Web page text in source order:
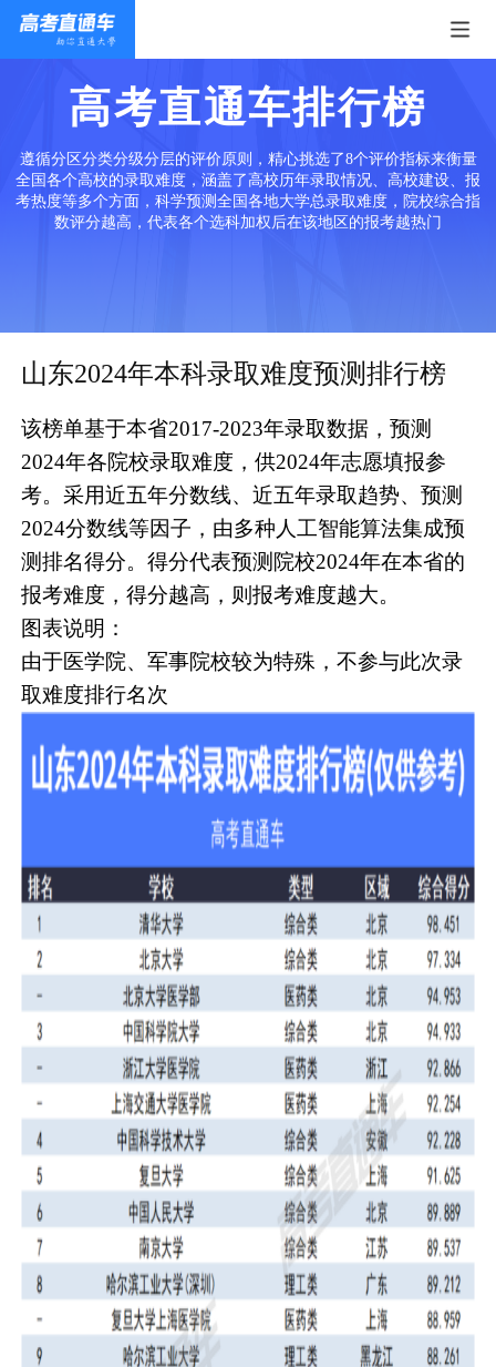
高考直通车排行榜
遵循分区分类分级分层的评价原则，精心挑选了8个评价指标来衡量
全国各个高校的录取难度，涵盖了高校历年录取情况、高校建设、报
考热度等多个方面，科学预测全国各地大学总录取难度，院校综合指
数评分越高，代表各个选科加权后在该地区的报考越热门
山东2024年本科录取难度预测排行榜
该榜单基于本省2017-2023年录取数据，预测
2024年各院校录取难度，供2024年志愿填报参
考。采用近五年分数线、近五年录取趋势、预测
2024分数线等因子，由多种人工智能算法集成预
测排名得分。得分代表预测院校2024年在本省的
报考难度，得分越高，则报考难度越大。
图表说明：
由于医学院、军事院校较为特殊，不参与此次录
取难度排行名次